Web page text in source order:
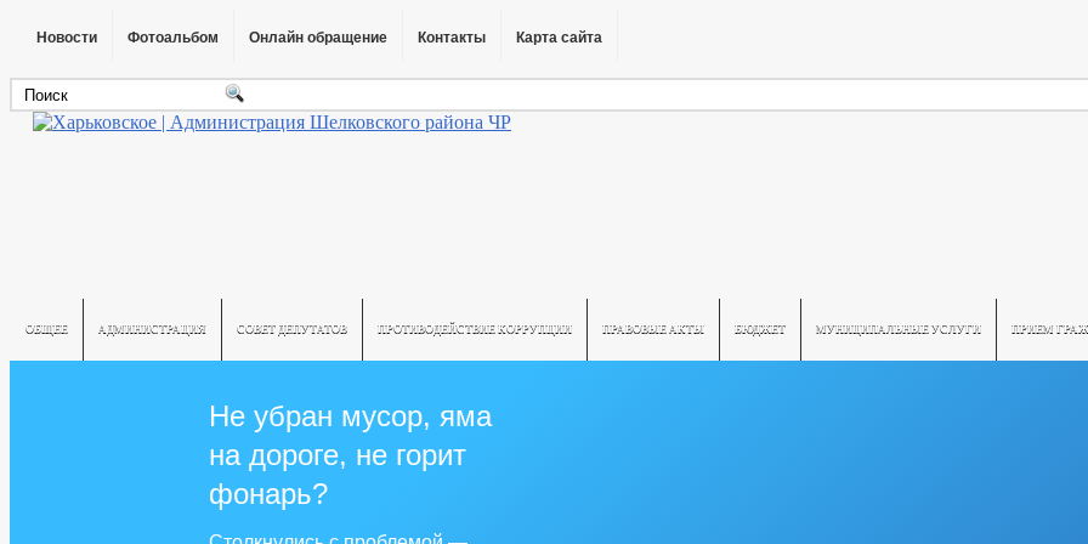
Новости Фотоальбом Онлайн обращение Контакты Карта сайта
ОБЩЕЕ АДМИНИСТРАЦИЯ СОВЕТ ДЕПУТАТОВ ПРОТИВОДЕЙСТВИЕ КОРРУПЦИИ ПРАВОВЫЕ АКТЫ БЮДЖЕТ МУНИЦИПАЛЬНЫЕ УСЛУГИ ПРИЕМ
Не убран мусор, яма
на дороге, не горит
фонарь?